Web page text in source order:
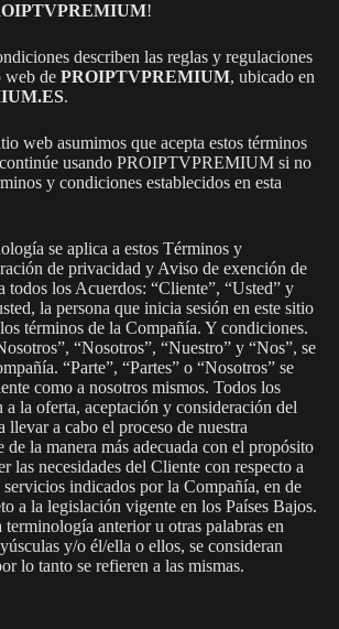
!
describen las reglas y regulaciones
web de PROIPTVPREMIUM, ubicado en
.
web asumimos que acepta estos términos
usando PROIPTVPREMIUM si no
y condiciones establecidos en esta
se aplica a estos Términos y
de privacidad y Aviso de exención de
todos los Acuerdos: “Cliente”, “Usted” y
la persona que inicia sesión en este sitio
términos de la Compañía. Y condiciones.
“Nosotros”, “Nuestro” y “Nos”, se
“Parte”, “Partes” o “Nosotros” se
como a nosotros mismos. Todos los
a la oferta, aceptación y consideración del
llevar a cabo el proceso de nuestra
de la manera más adecuada con el propósito
las necesidades del Cliente con respecto a
indicados por la Compañía, en de
a la legislación vigente en los Países Bajos.
anterior u otras palabras en
y/o él/ella o ellos, se consideran
lo tanto se refieren a las mismas.